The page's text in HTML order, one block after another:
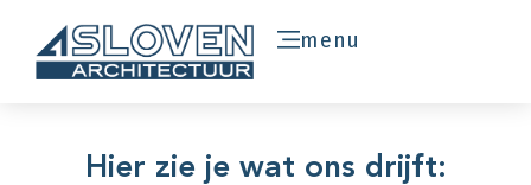
menu
Hier zie je wat ons drijft: